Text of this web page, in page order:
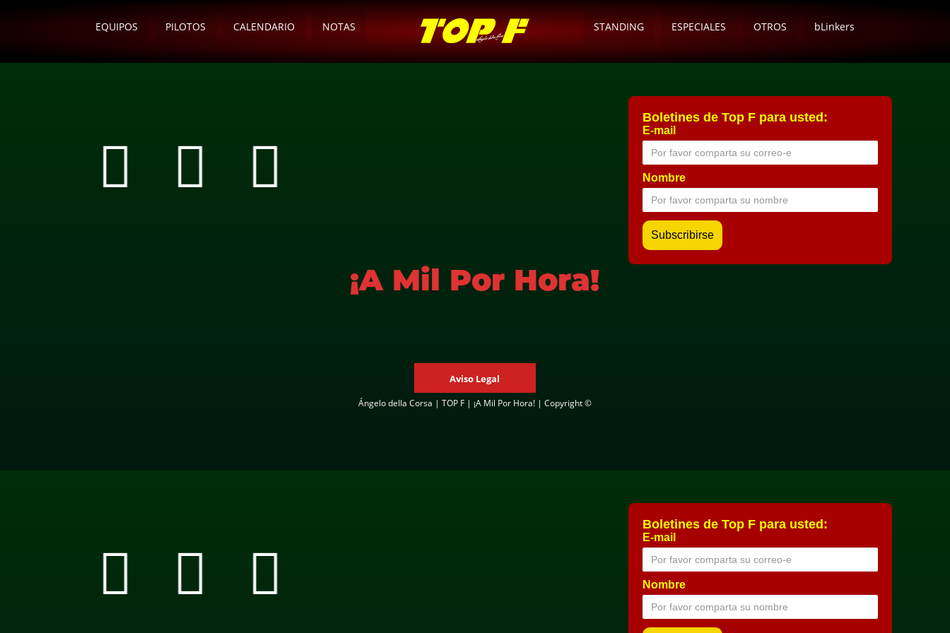
EQUIPOS PILOTOS CALENDARIO NOTAS STANDING ESPECIALES OTROS bLinkers
Boletines de Top F para usted:
E-mail
Nombre
¡A Mil Por Hora!
Aviso Legal
Ángelo della Corsa | TOP F | ¡A Mil Por Hora! | Copyright ©
Boletines de Top F para usted:
E-mail
Nombre